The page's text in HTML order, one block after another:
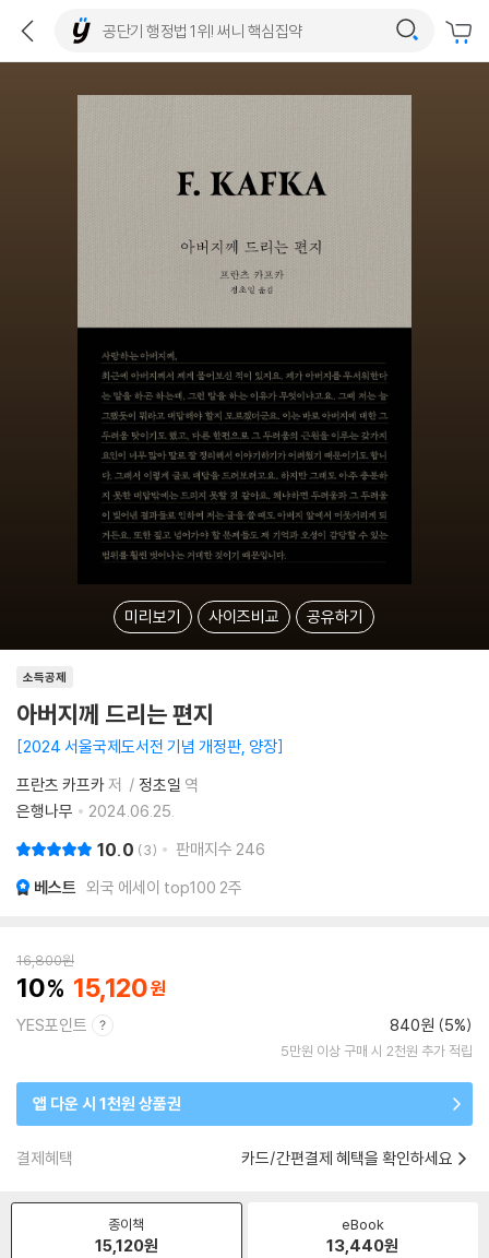
미리보기 사이즈비교 공유하기
소득공제
아버지께 드리는 편지
2024 서울국제도서전 기념 개정판, 양장
프란츠 카프카저 정초일 역
은행나무
2024.06.25.
10.0 3 판매지수 246
베스트 외국 에세이 top100 2주
16,800원
10 15,120
YES포인트 840원 (5%)
5만원 이상 구매 시 2천원 추가 적립
앱 다운 시 1천원 상품권
결제혜택 카드/간편결제 혜택을 확인하세요
종이책
15,120원
eBook
13,440원